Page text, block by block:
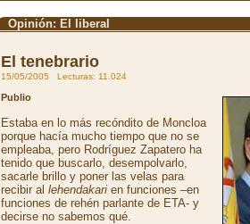
Opinión: El liberal
El tenebrario
15/05/2005 Lecturas: 11.024
Publio
Estaba en lo más recóndito de Moncloa
porque hacía mucho tiempo que no se
empleaba, pero Rodríguez Zapatero ha
tenido que buscarlo, desempolvarlo,
sacarle brillo y poner las velas para
recibir al lehendakari en funciones –en
funciones de rehén parlante de ETA- y
decirse no sabemos qué.